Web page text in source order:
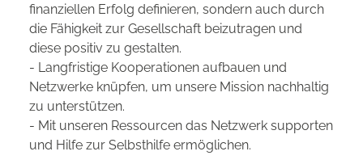
finanziellen Erfolg definieren, sondern auch durch
die Fähigkeit zur Gesellschaft beizutragen und
diese positiv zu gestalten.
- Langfristige Kooperationen aufbauen und
Netzwerke knüpfen, um unsere Mission nachhaltig
zu unterstützen.
- Mit unseren Ressourcen das Netzwerk supporten
und Hilfe zur Selbsthilfe ermöglichen.